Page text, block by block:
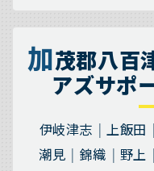
加茂郡八百
アズサポ
伊岐津志 上飯田
潮見
錦織 野上